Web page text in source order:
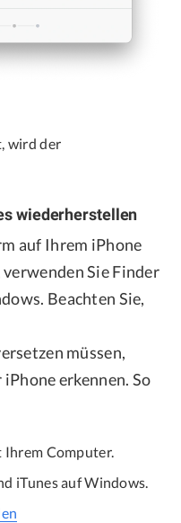
wird der
wiederherstellen
auf Ihrem iPhone
Sie Finder
Beachten Sie,
müssen,
erkennen. So
Ihrem Computer.
iTunes auf Windows.